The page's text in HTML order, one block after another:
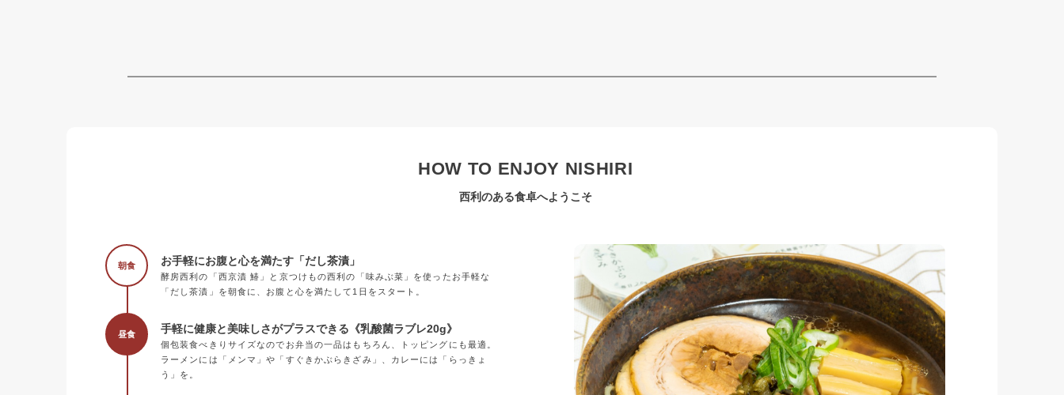
HOW TO ENJOY NISHIRI
西利のある食卓へようこそ
朝食 お手軽にお腹と心を満たす「だし茶漬」
酵房西利の「西京漬 鰆」と京つけもの西利の「味みぶ菜」を使ったお手軽な
「だし茶漬」を朝食に、お腹と心を満たして1日をスタート。
昼食 手軽に健康と美味しさがプラスできる《乳酸菌ラブレ20g》
個包装食べきりサイズなのでお弁当の一品はもちろん、トッピングにも最適。
ラーメンには「メンマ」や「すぐきかぶらきざみ」、カレーには「らっきょ
う」を。